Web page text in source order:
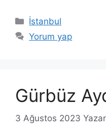
Kategoriler
İstanbul
Yorum yap
Gürbüz
3 Ağustos 2023